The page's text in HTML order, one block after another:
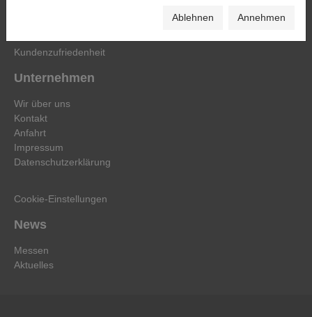
Kundenzufriedenheit
Unternehmen
Wir über uns
Kontakt
Anfahrt
Impressum
Datenschutzerklärung
Cookie-Einstellungen
News
Messen
Aktuelles
Ablehnen Annehmen